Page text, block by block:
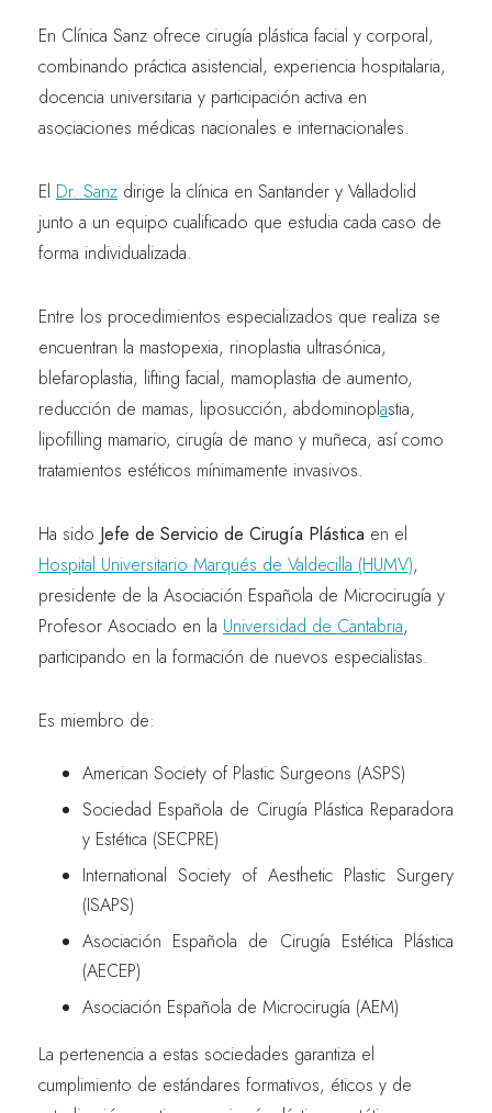
En Clínica Sanz ofrece cirugía plástica facial y corporal,
combinando práctica asistencial, experiencia hospitalaria,
docencia universitaria y participación activa en
asociaciones médicas nacionales e internacionales.
El Dr. Sanz dirige la clínica en Santander y Valladolid
junto a un equipo cualificado que estudia cada caso de
forma individualizada.
Entre los procedimientos especializados que realiza se
encuentran la mastopexia, rinoplastia ultrasónica,
blefaroplastia, lifting facial, mamoplastia de aumento,
reducción de mamas, liposucción, abdominoplastia,
lipofilling mamario, cirugía de mano y muñeca, así como
tratamientos estéticos mínimamente invasivos.
Ha sido Jefe de Servicio de Cirugía Plástica en el
Hospital Universitario Marqués de Valdecilla (HUMV),
presidente de la Asociación Española de Microcirugía y
Profesor Asociado en la Universidad de Cantabria,
participando en la formación de nuevos especialistas.
Es miembro de:
American Society of Plastic Surgeons (ASPS)
Sociedad Española de Cirugía Plástica Reparadora
y Estética (SECPRE)
International Society of Aesthetic Plastic Surgery
(ISAPS)
Asociación Española de Cirugía Estética Plástica
(AECEP)
Asociación Española de Microcirugía (AEM)
La pertenencia a estas sociedades garantiza el
cumplimiento de estándares formativos, éticos y de